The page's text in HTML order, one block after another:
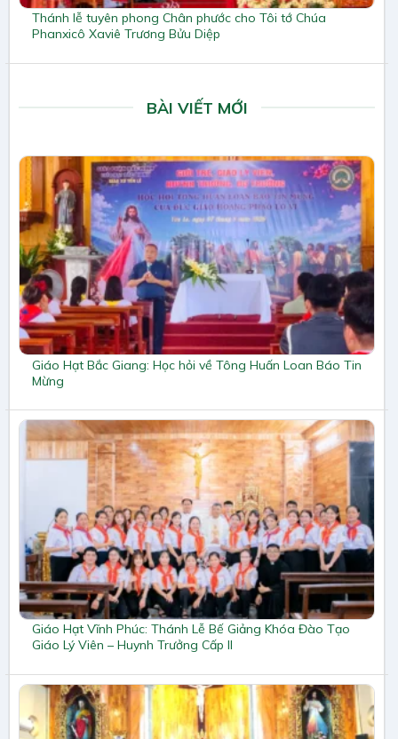
Thánh lễ tuyên phong Chân phước cho Tôi tớ Chúa
Phanxicô Xaviê Trương Bửu Diệp
BÀI VIẾT MỚI
Giáo Hạt Bắc Giang: Học hỏi về Tông Huấn Loan Báo Tin
Mừng
Giáo Hạt Vĩnh Phúc: Thánh Lễ Bế Giảng Khóa Đào Tạo
Giáo Lý Viên – Huynh Trưởng Cấp II